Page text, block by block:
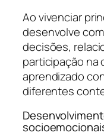
Ao vivenciar
desenvolve
decisões,
participação na
aprendizado
diferentes